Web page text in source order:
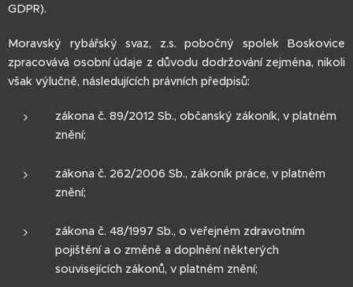
GDPR).
Moravský rybářský svaz, z.s. pobočný spolek Boskovice
zpracovává osobní údaje z důvodu dodržování zejména, nikoli
však výlučně, následujících právních předpisů:
zákona č. 89/2012 Sb., občanský zákoník, v platném
znění;
zákona č. 262/2006 Sb., zákoník práce, v platném
znění;
zákona č. 48/1997 Sb., o veřejném zdravotním
pojištění a o změně a doplnění některých
souvisejících zákonů, v platném znění;